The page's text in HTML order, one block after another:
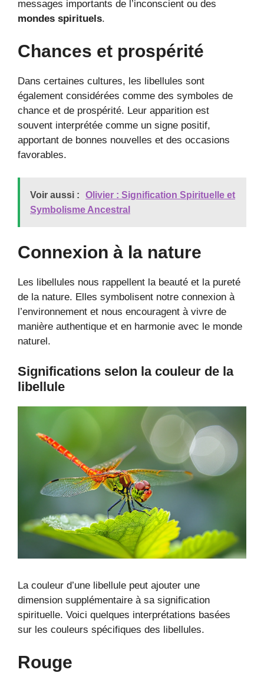
messages importants de l’inconscient ou des
mondes spirituels.
Chances et prospérité
Dans certaines cultures, les libellules sont
également considérées comme des symboles de
chance et de prospérité. Leur apparition est
souvent interprétée comme un signe positif,
apportant de bonnes nouvelles et des occasions
favorables.
Voir aussi :
Olivier : Signification Spirituelle et
Symbolisme Ancestral
Connexion à la nature
Les libellules nous rappellent la beauté et la pureté
de la nature. Elles symbolisent notre connexion à
l’environnement et nous encouragent à vivre de
manière authentique et en harmonie avec le monde
naturel.
Significations selon la couleur de la
libellule
La couleur d’une libellule peut ajouter une
dimension supplémentaire à sa signification
spirituelle. Voici quelques interprétations basées
sur les couleurs spécifiques des libellules.
Rouge